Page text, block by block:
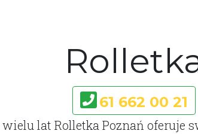
61 662 00 21
wielu lat Rolletka Poznań oferuje